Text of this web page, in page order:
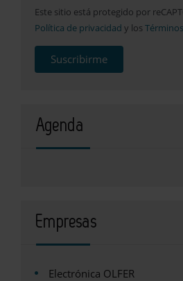
Este sitio está protegido por
Política de privacidad y los
Suscribirme
Agenda
Empresas
Electrónica OLFER